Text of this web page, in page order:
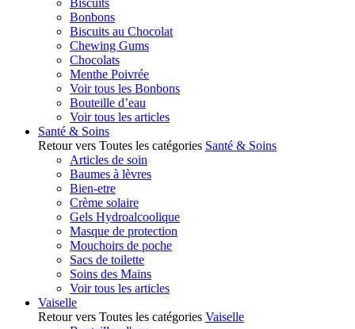
Biscuits
Bonbons
Biscuits au Chocolat
Chewing Gums
Chocolats
Menthe Poivrée
Voir tous les Bonbons
Bouteille d’eau
Voir tous les articles
Santé & Soins
Retour vers Toutes les catégories Santé & Soins
Articles de soin
Baumes à lèvres
Bien-etre
Crème solaire
Gels Hydroalcoolique
Masque de protection
Mouchoirs de poche
Sacs de toilette
Soins des Mains
Voir tous les articles
Vaiselle
Retour vers Toutes les catégories Vaiselle